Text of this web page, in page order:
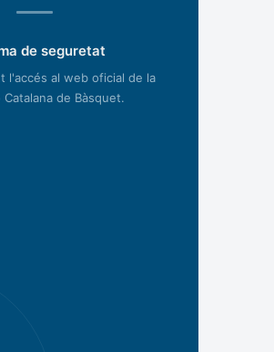
de seguretat
l'accés al web oficial de la
Catalana de Bàsquet.